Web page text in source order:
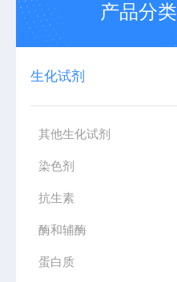
产品分类
生化试剂
其他生化试剂
染色剂
抗生素
酶和辅酶
蛋白质